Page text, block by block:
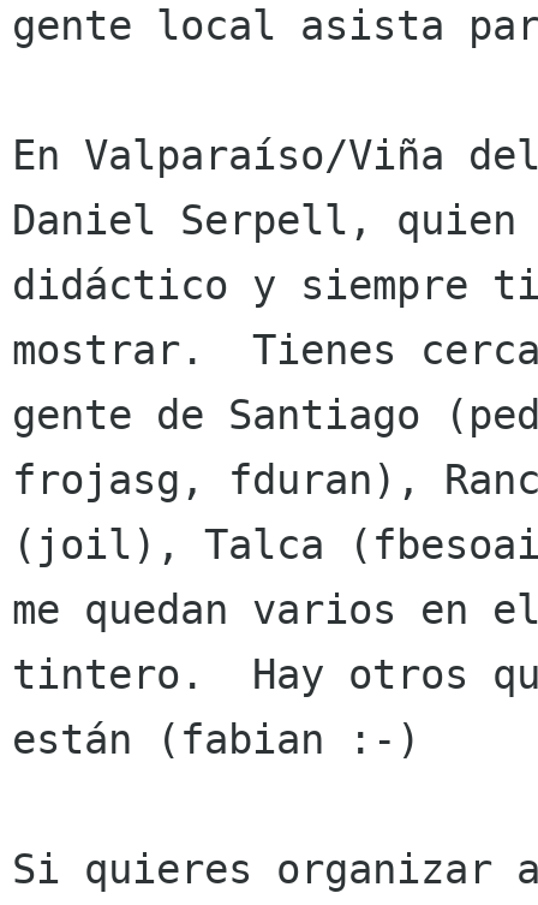
gente local asista
En Valparaíso/Viña
Daniel Serpell, quien
didáctico y siempre
mostrar.  Tienes
gente de Santiago
frojasg, fduran),
(joil), Talca
me quedan varios en
tintero.  Hay otros
están (fabian :-)
Si quieres organizar